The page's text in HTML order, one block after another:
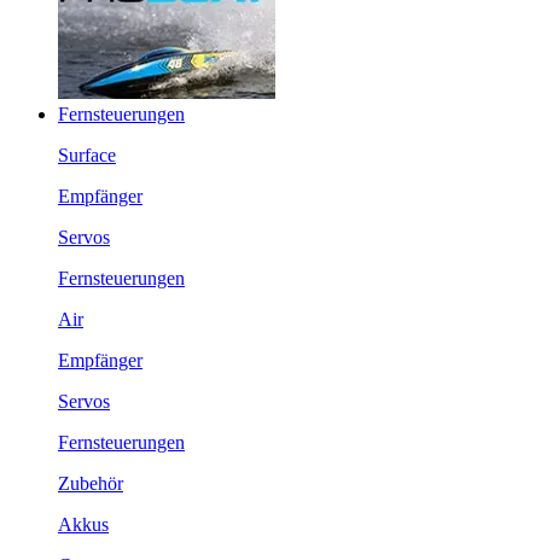
Fernsteuerungen
Surface
Empfänger
Servos
Fernsteuerungen
Air
Empfänger
Servos
Fernsteuerungen
Zubehör
Akkus